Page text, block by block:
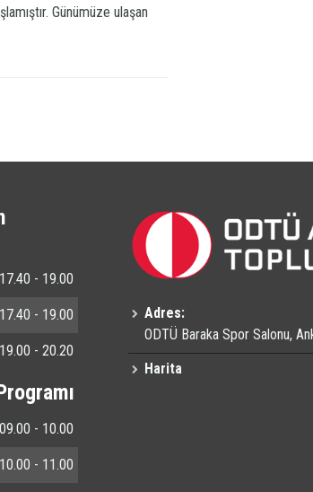
Günümüze ulaşan
17.40 - 19.00
17.40 - 19.00
19.00 - 20.20
09.00 - 10.00
10.00 - 11.00
Adres:
ODTÜ Baraka Spor Salonu,
Harita